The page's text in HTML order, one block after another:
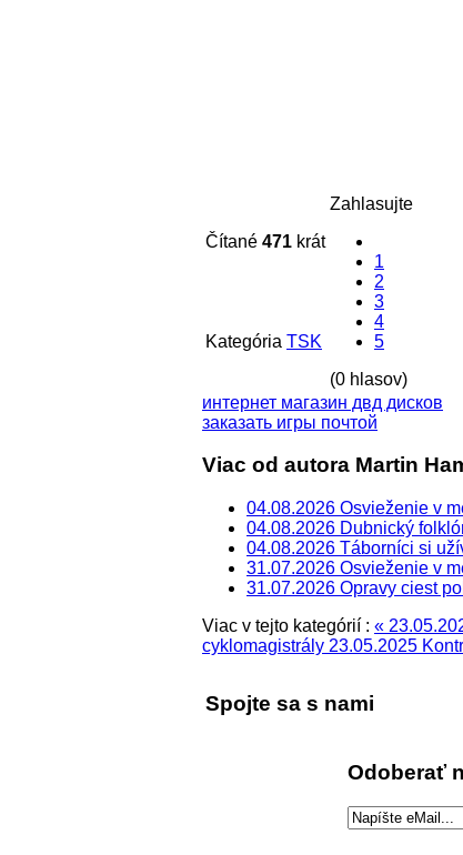
Čítané 471 krát
Zahlasujte
1
2
3
4
5
(0 hlasov)
Kategória TSK
интернет магазин двд дисков
заказать игры почтой
Viac od autora Martin
04.08.2026 Osvieženie v
04.08.2026 Dubnický
04.08.2026 Táborníci si
31.07.2026 Osvieženie v
31.07.2026 Opravy ciest
Viac v tejto kategórií : «
cyklomagistrály 23.05.2025
Spojte sa s nami
Odoberať